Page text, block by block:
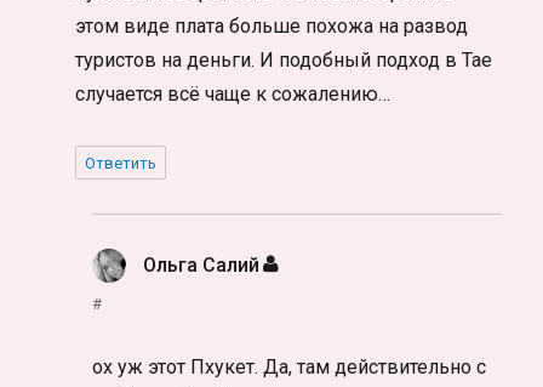
этом виде плата больше похожа на развод
туристов на деньги. И подобный подход в Тае
случается всё чаще к сожалению…
Ответить
Ольга Салий :
#
ох уж этот Пхукет. Да, там действительно с